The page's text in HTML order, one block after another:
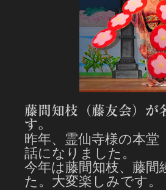
藤間知枝（藤友会）が
す。
昨年、霊仙寺様の本
話になりました。
今年は藤間知枝、藤
た。大変楽しみです。